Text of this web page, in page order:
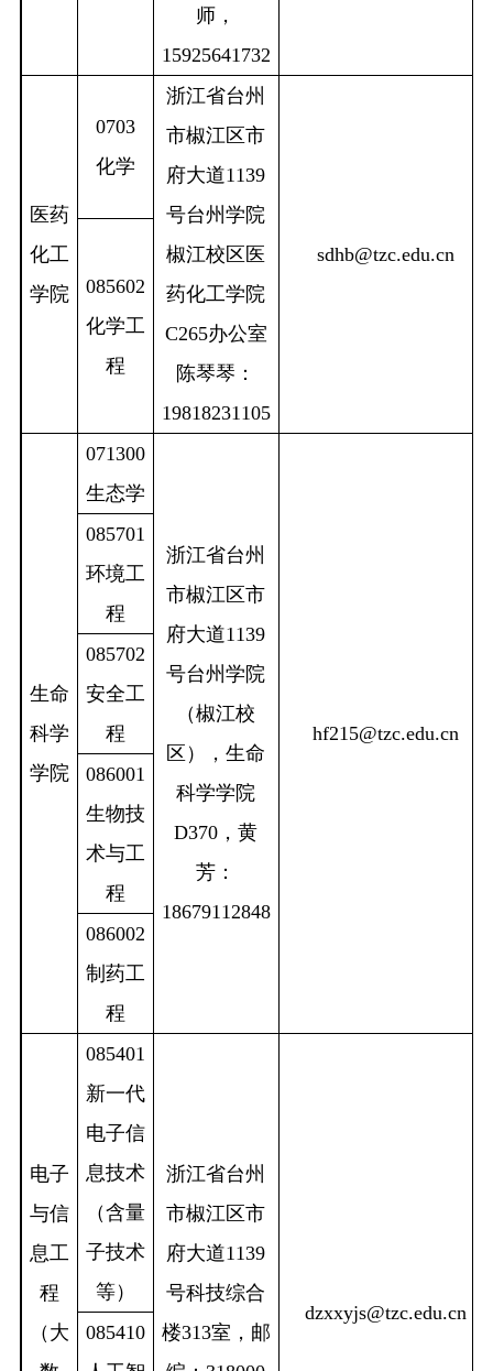
师，
15925641732
医药
化工
学院
0703
化学
浙江省台州
市椒江区市
府大道1139
号台州学院
椒江校区医
药化工学院
C265办公室
陈琴琴：
19818231105
sdhb@tzc.edu.cn
085602
化学工
程
生命
科学
学院
071300
生态学
浙江省台州
市椒江区市
府大道1139
号台州学院
（椒江校
区），生命
科学学院
D370 ，黄
芳：
18679112848
hf215@tzc.edu.cn
085701
环境工
程
085702
安全工
程
086001
生物技
术与工
程
086002
制药工
程
电子
与信
息工
程
（大
085401
新一代
电子信
息技术
（含量
子技术
等）
浙江省台州
市椒江区市
府大道1139
号科技综合
楼313室 ，邮
dzxxyjs@tzc.edu.cn
085410